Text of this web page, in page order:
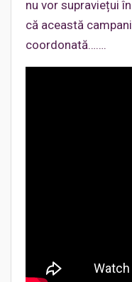
nu vor supraviețui
că această
coordonată…….